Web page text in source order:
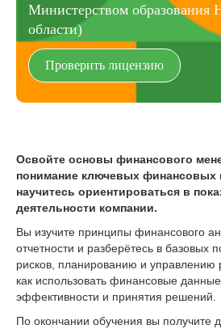
Министерством образования
области)
Проверить лицензию
Освойте основы финансового
понимание ключевых финансовых
научитесь ориентироваться в
деятельности компании.
Вы изучите принципы финансового
отчетности и разберётесь в базовых
рисков, планированию и управлению
как использовать финансовые
эффективности и принятия решений.
По окончании обучения вы получите